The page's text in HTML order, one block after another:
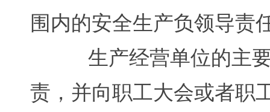
围内的安全生产负领导责
生产经营单位的主要
责，并向职工大会或者职